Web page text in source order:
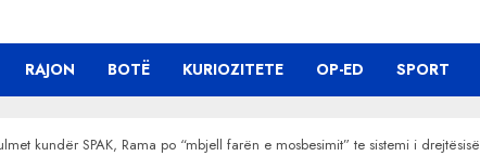
RAJON BOTË KURIOZITETE OP-ED SPORT
kundër SPAK, Rama po “mbjell farën e mosbesimit” te sistemi i drejtësisë